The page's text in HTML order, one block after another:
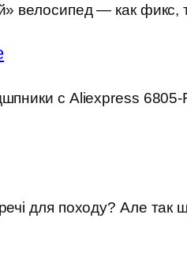
велосипед — как фикс,
с Aliexpress
для походу? Але